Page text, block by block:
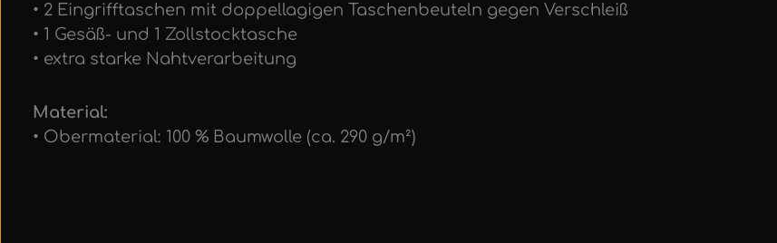
• 2 Eingrifftaschen mit doppellagigen Taschenbeuteln gegen Verschleiß
• 1 Gesäß- und 1 Zollstocktasche
• extra starke Nahtverarbeitung
Material:
• Obermaterial: 100 % Baumwolle (ca. 290 g/m²)